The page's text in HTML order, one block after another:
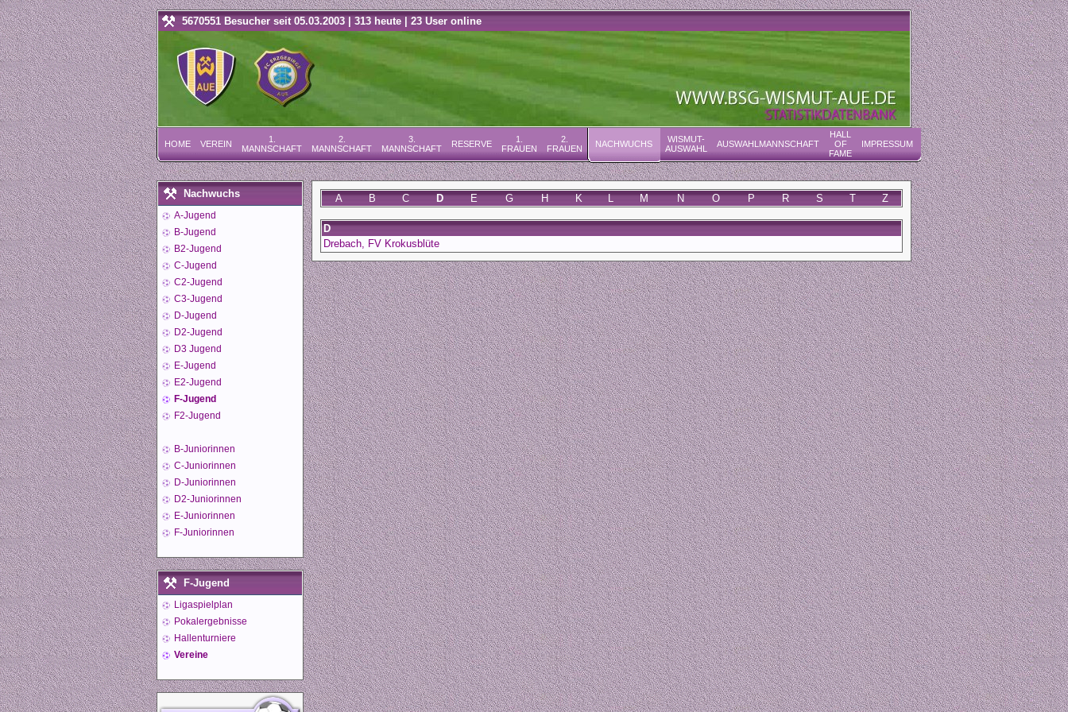
5670551 Besucher seit 05.03.2003 | 313 heute | 23 User online
HOME VEREIN
1.
MANNSCHAFT
2.
MANNSCHAFT
3.
MANNSCHAFT
RESERVE
1.
FRAUEN
2.
FRAUEN
NACHWUCHS
WISMUT-
AUSWAHL
AUSWAHLMANNSCHAFT
HALL
OF
FAME
IMPRESSUM
Nachwuchs
A-Jugend
B-Jugend
B2-Jugend
C-Jugend
C2-Jugend
C3-Jugend
D-Jugend
D2-Jugend
D3 Jugend
E-Jugend
E2-Jugend
F-Jugend
F2-Jugend
B-Juniorinnen
C-Juniorinnen
D-Juniorinnen
D2-Juniorinnen
E-Juniorinnen
F-Juniorinnen
F-Jugend
Ligaspielplan
Pokalergebnisse
Hallenturniere
Vereine
A B C D E G H K L M N O P R S T Z
D
Drebach, FV Krokusblüte